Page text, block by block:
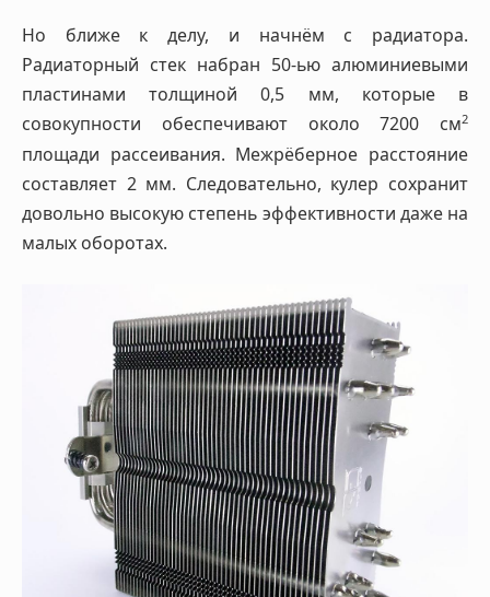
Но ближе к делу, и начнём с радиатора.
Радиаторный стек набран 50-ью алюминиевыми
пластинами толщиной 0,5 мм, которые в
совокупности обеспечивают около 7200 см2
площади рассеивания. Межрёберное расстояние
составляет 2 мм. Следовательно, кулер сохранит
довольно высокую степень эффективности даже на
малых оборотах.